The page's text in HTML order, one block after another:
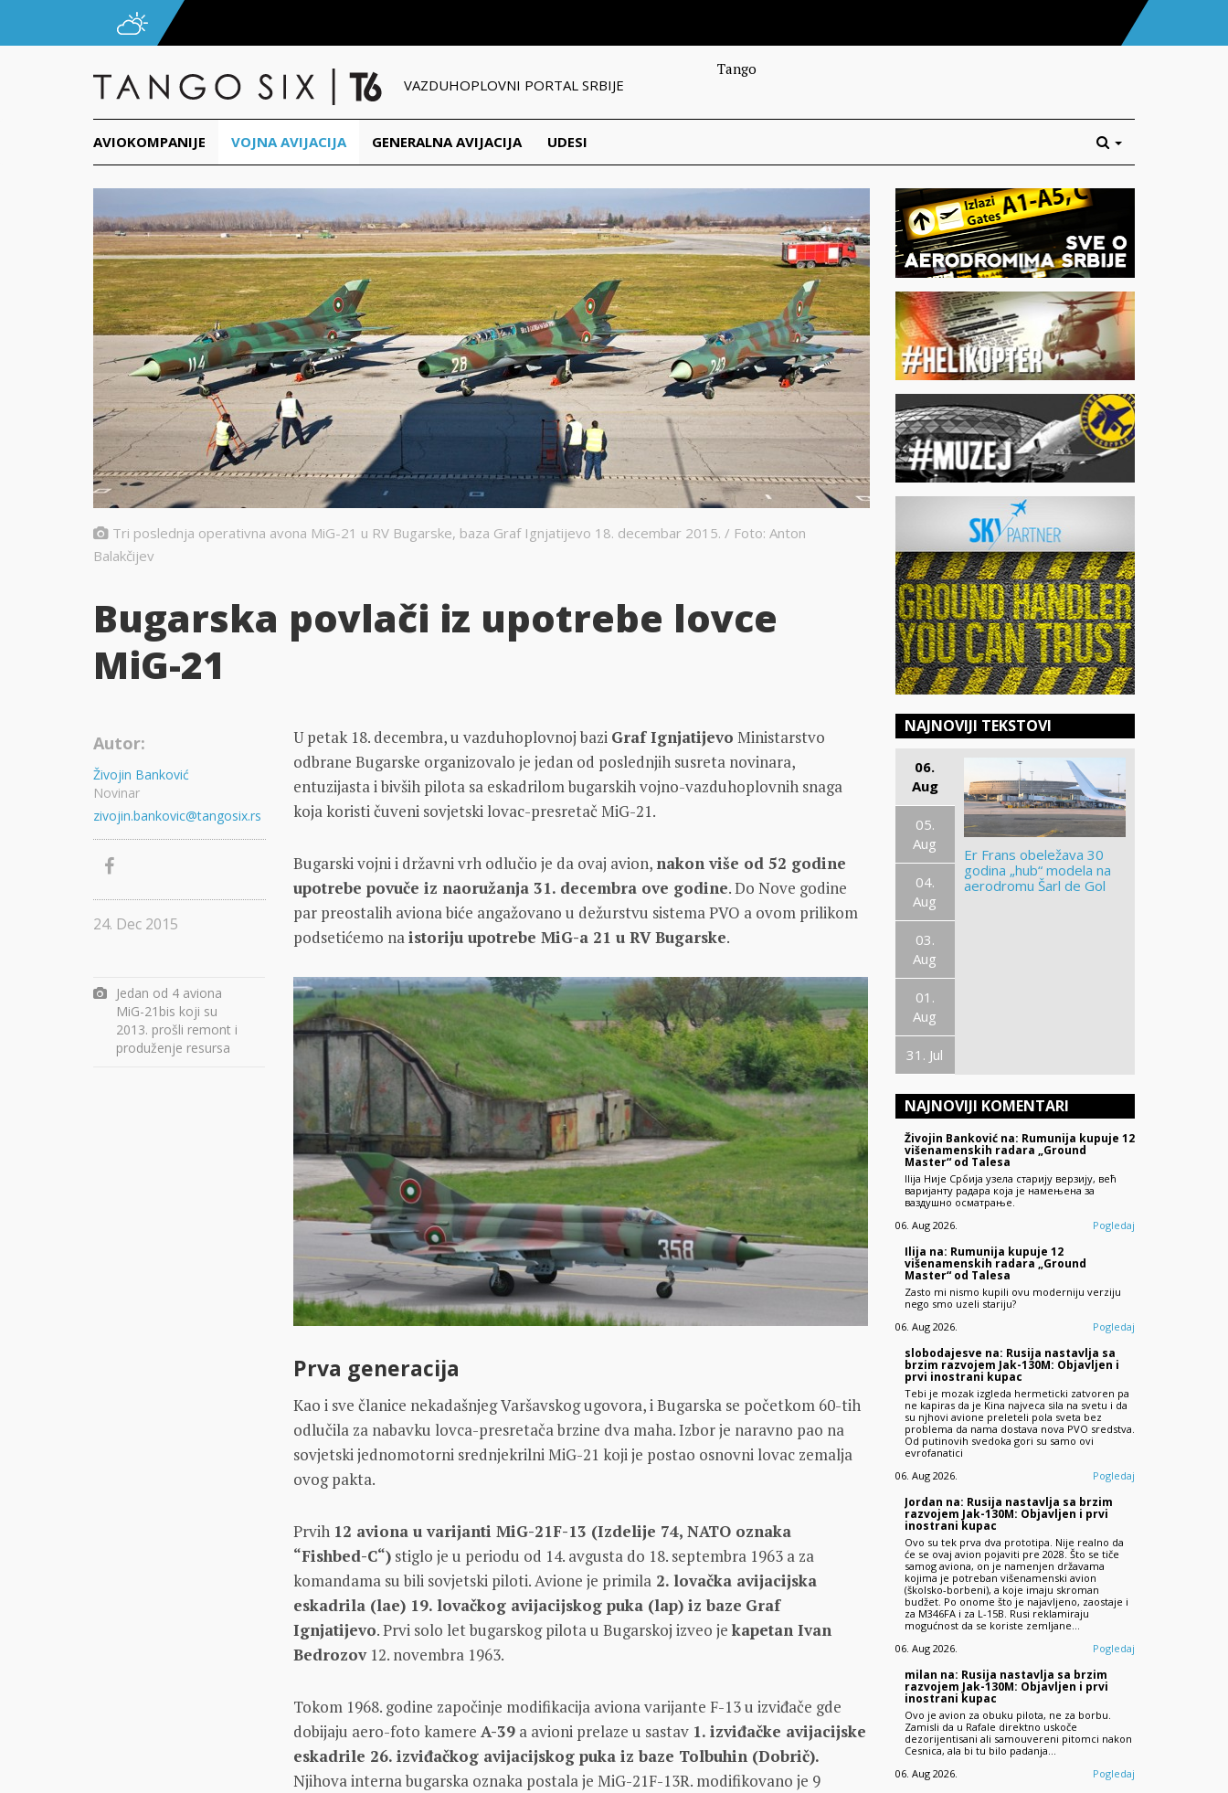
VAZDUHOPLOVNI PORTAL SRBIJE
Tango
AVIOKOMPANIJE VOJNA AVIJACIJA GENERALNA AVIJACIJA UDESI
Tri poslednja operativna avona MiG-21 u RV Bugarske, baza Graf Ignjatijevo 18. decembar 2015. / Foto: Anton
Balakčijev
Bugarska povlači iz upotrebe lovce
MiG-21
U petak 18. decembra, u vazduhoplovnoj bazi Graf Ignjatijevo Ministarstvo
odbrane Bugarske organizovalo je jedan od poslednjih susreta novinara,
entuzijasta i bivših pilota sa eskadrilom bugarskih vojno-vazduhoplovnih snaga
koja koristi čuveni sovjetski lovac-presretač MiG-21.
Bugarski vojni i državni vrh odlučio je da ovaj avion, nakon više od 52 godine
upotrebe povuče iz naoružanja 31. decembra ove godine. Do Nove godine
par preostalih aviona biće angažovano u dežurstvu sistema PVO a ovom prilikom
podsetićemo naistoriju upotrebe MiG-a 21 u RV Bugarske.
Jedan od 4 aviona
MiG-21bis koji su
2013. prošli remont i
produženje resursa
Prva generacija
Kao i sve članice nekadašnjeg Varšavskog ugovora, i Bugarska se početkom 60-tih
odlučila za nabavku lovca-presretača brzine dva maha. Izbor je naravno pao na
sovjetski jednomotorni srednjekrilni MiG-21 koji je postao osnovni lovac zemalja
ovog pakta.
Prvih 12 aviona u varijanti MiG-21F-13 (Izdelije 74, NATO oznaka
“Fishbed-C“) stiglo je u periodu od 14. avgusta do 18. septembra 1963 a za
komandama su bili sovjetski piloti. Avione je primila 2. lovačka avijacijska
eskadrila (lae) 19. lovačkog avijacijskog puka (lap) iz baze Graf
Ignjatijevo. Prvi solo let bugarskog pilota u Bugarskoj izveo jekapetan Ivan
Bedrozov12. novembra 1963.
Tokom 1968. godine započinje modifikacija aviona varijante F-13 u izviđače gde
dobijaju aero-foto kamereA-39 a avioni prelaze u sastav 1. izviđačke avijacijske
eskadrile 26. izviđačkog avijacijskog puka iz baze Tolbuhin (Dobrič).
Njihova interna bugarska oznaka postala je MiG-21F-13R. modifikovano je 9
Autor:
Živojin Banković
Novinar
zivojin.bankovic@tangosix.rs
24. Dec 2015
NAJNOVIJI TEKSTOVI
06.
Aug
05.
Aug
04.
Aug
03.
Aug
01.
Aug
31. Jul
Er Frans obeležava 30
godina „hub“ modela na
aerodromu Šarl de Gol
NAJNOVIJI KOMENTARI
Živojin Banković na: Rumunija kupuje 12
višenamenskih radara „Ground
Master“ od Talesa
Ilija Није Србија узела старију верзију, већ
варијанту радара која је намењена за
ваздушно осматрање.
06. Aug 2026.
Pogledaj
Ilija na: Rumunija kupuje 12
višenamenskih radara „Ground
Master“ od Talesa
Zasto mi nismo kupili ovu moderniju verziju
nego smo uzeli stariju?
06. Aug 2026.
Pogledaj
slobodajesve na: Rusija nastavlja sa
brzim razvojem Jak-130M: Objavljen i
prvi inostrani kupac
Tebi je mozak izgleda hermeticki zatvoren pa
ne kapiras da je Kina najveca sila na svetu i da
su njhovi avione preleteli pola sveta bez
problema da nama dostava nova PVO sredstva.
Od putinovih svedoka gori su samo ovi
evrofanatici
06. Aug 2026.
Pogledaj
Jordan na: Rusija nastavlja sa brzim
razvojem Jak-130M: Objavljen i prvi
inostrani kupac
Ovo su tek prva dva prototipa. Nije realno da
će se ovaj avion pojaviti pre 2028. Što se tiče
samog aviona, on je namenjen državama
kojima je potreban višenamenski avion
(školsko-borbeni), a koje imaju skroman
budžet. Po onome što je najavljeno, zaostaje i
za M346FA i za L-15B. Rusi reklamiraju
mogućnost da se koriste zemljane…
06. Aug 2026.
Pogledaj
milan na: Rusija nastavlja sa brzim
razvojem Jak-130M: Objavljen i prvi
inostrani kupac
Ovo je avion za obuku pilota, ne za borbu.
Zamisli da u Rafale direktno uskoče
dezorijentisani ali samouvereni pitomci nakon
Cesnica, ala bi tu bilo padanja...
06. Aug 2026.
Pogledaj